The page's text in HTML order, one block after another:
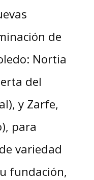
de
Nortia
del
y Zarfe,
para
variedad
fundación,